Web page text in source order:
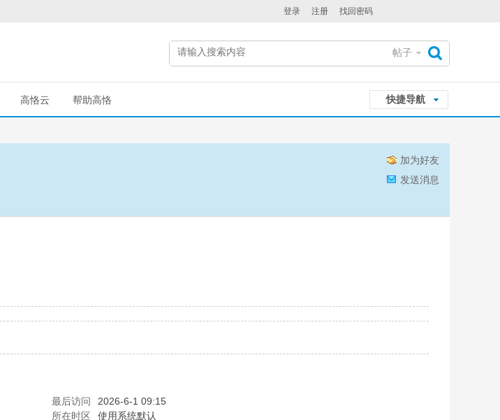
登录 注册 找回密码
帖子
快捷导航
高恪云 帮助高恪
加为好友
发送消息
最后访问
2026-6-1 09:15
所在时区 使用系统默认